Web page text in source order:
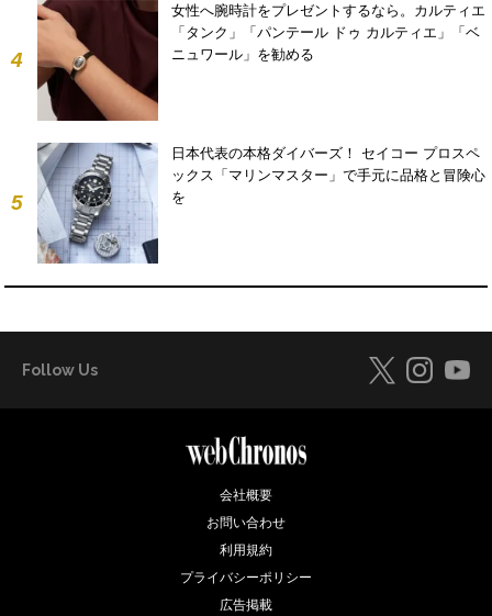
4
女性へ腕時計をプレゼントするなら。カルティエ
「タンク」「パンテール ドゥ カルティエ」「ベ
ニュワール」を勧める
5
日本代表の本格ダイバーズ！ セイコー プロスペ
ックス「マリンマスター」で手元に品格と冒険心
を
Follow Us
会社概要
お問い合わせ
利用規約
プライバシーポリシー
広告掲載